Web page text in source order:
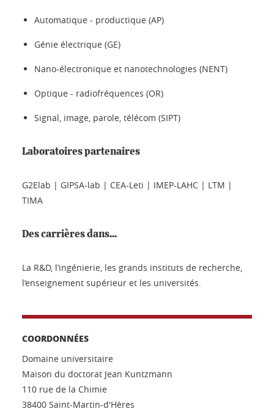
Automatique - productique (AP)
Génie électrique (GE)
Nano-électronique et nanotechnologies (NENT)
Optique - radiofréquences (OR)
Signal, image, parole, télécom (SIPT)
Laboratoires partenaires
G2Elab | GIPSA-lab | CEA-Leti | IMEP-LAHC | LTM |
TIMA
Des carrières dans...
La R&D, l’ingénierie, les grands instituts de recherche,
l’enseignement supérieur et les universités.
COORDONNÉES
Domaine universitaire
Maison du doctorat Jean Kuntzmann
110 rue de la Chimie
38400 Saint-Martin-d'Hères